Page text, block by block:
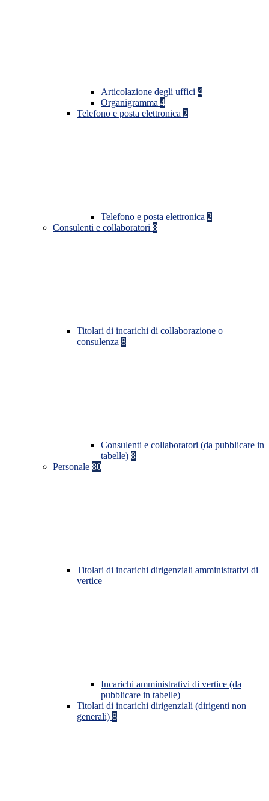
Articolazione degli uffici 4
Organigramma 4
Telefono e posta elettronica 2
Telefono e posta elettronica 2
Consulenti e collaboratori 8
Titolari di incarichi di collaborazione o
consulenza 8
Consulenti e collaboratori (da pubblicare in
tabelle) 8
Personale 80
Titolari di incarichi dirigenziali amministrativi di
vertice
Incarichi amministrativi di vertice (da
pubblicare in tabelle)
Titolari di incarichi dirigenziali (dirigenti non
generali) 8